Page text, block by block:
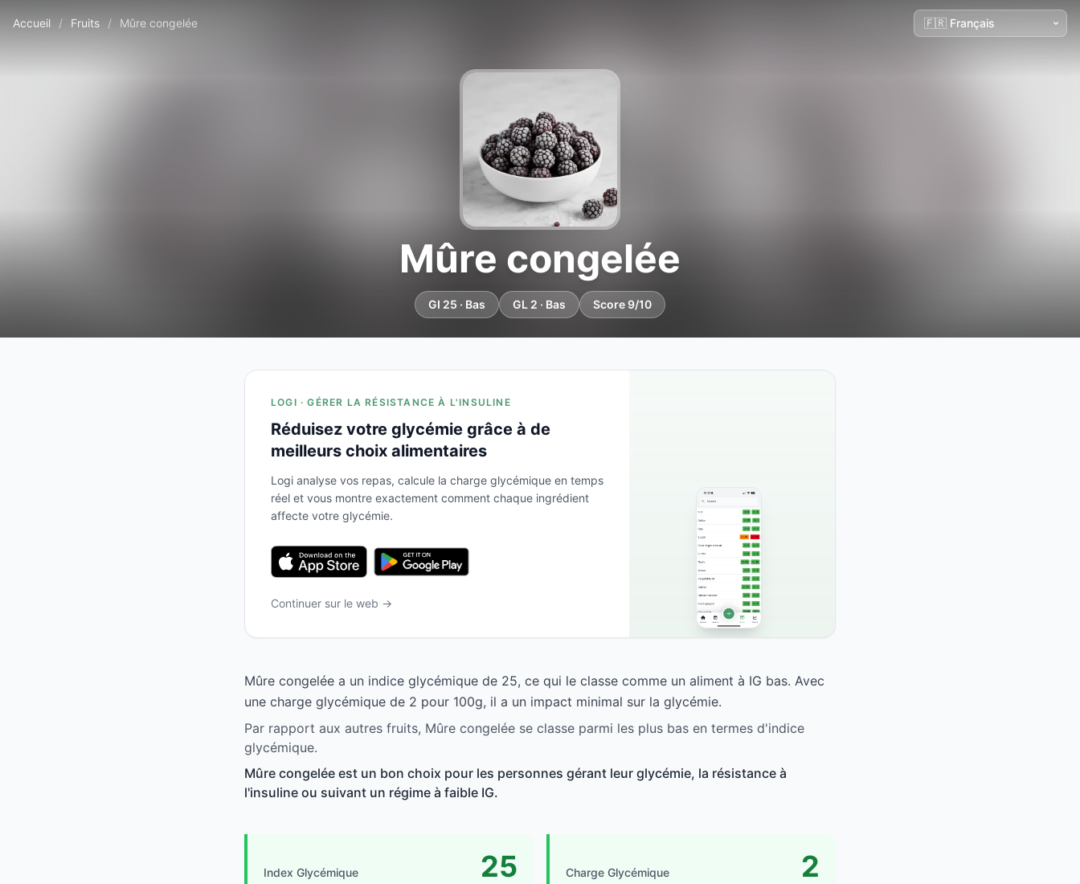
Accueil / Fruits / Mûre congelée
Mûre congelée
GI 25 · Bas GL 2 · Bas Score 9/10
LOGI · GÉRER LA RÉSISTANCE À L'INSULINE
Réduisez votre glycémie grâce à de
meilleurs choix alimentaires
Logi analyse vos repas, calcule la charge glycémique en temps
réel et vous montre exactement comment chaque ingrédient
affecte votre glycémie.
Continuer sur le web →
Mûre congelée a un indice glycémique de 25, ce qui le classe comme un aliment à IG bas. Avec
une charge glycémique de 2 pour 100g, il a un impact minimal sur la glycémie.
Par rapport aux autres fruits, Mûre congelée se classe parmi les plus bas en termes d'indice
glycémique.
Mûre congelée est un bon choix pour les personnes gérant leur glycémie, la résistance à
l'insuline ou suivant un régime à faible IG.
Index Glycémique 25 Charge Glycémique 2